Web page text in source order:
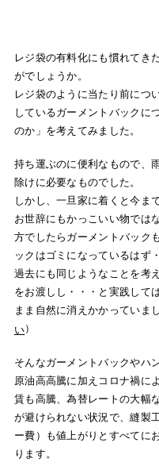
レジ袋の有料化にも慣れてき
がでしょうか。
レジ袋のように当たり前につ
しているガーメントバックに
のか」を考えてみました。
持ち運ぶのに便利なもので、
除けに必要なものでした。
しかし、一旦家に着くと今ま
お世辞にもかっこいい物では
方でしたらガーメントバック
ックはゴミになっているはず
過去にも同じようなことを考
をお渡しし・・・と実践して
まま自然に消えかかっていまし
い）
そんなガーメントバックやハ
原油高高騰に 加えコロナ禍に
賃も高騰、為替レートの大幅
が避けられない状況で、縫製
ー費）も値上がりとすべてに
ります。